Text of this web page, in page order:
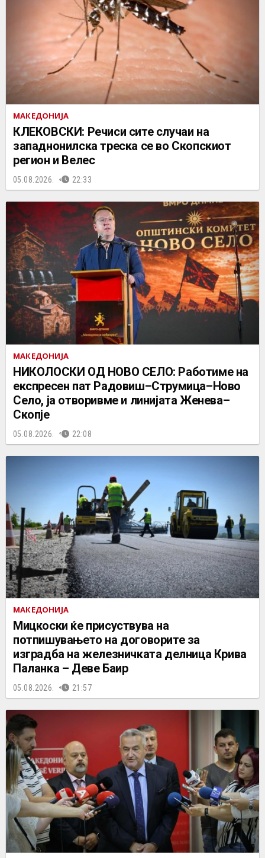
МАКЕДОНИЈА
КЛЕКОВСКИ: Речиси сите случаи на
западнонилска треска се во Скопскиот
регион и Велес
05.08.2026. 22:33
МАКЕДОНИЈА
НИКОЛОСКИ ОД НОВО СЕЛО: Работиме на
експресен пат Радовиш–Струмица–Ново
Село, ја отворивме и линијата Женева–
Скопје
05.08.2026. 22:08
МАКЕДОНИЈА
Мицкоски ќе присуствува на
потпишувањето на договорите за
изградба на железничката делница Крива
Паланка – Деве Баир
05.08.2026. 21:57